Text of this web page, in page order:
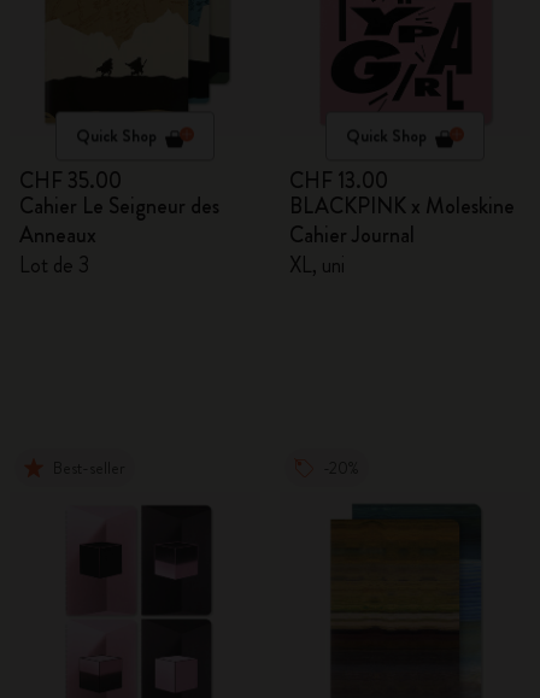
Quick Shop
CHF 35.00
Cahier Le Seigneur des
Anneaux
Lot de 3
Quick Shop
CHF 13.00
BLACKPINK x Moleskine
Cahier Journal
XL, uni